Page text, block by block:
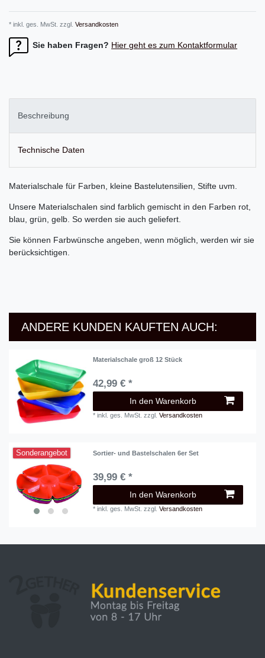
* inkl. ges. MwSt. zzgl. Versandkosten
Sie haben Fragen? Hier geht es zum Kontaktformular
Beschreibung
Technische Daten
Materialschale für Farben, kleine Bastelutensilien, Stifte uvm.
Unsere Materialschalen sind farblich gemischt in den Farben rot,
blau, grün, gelb. So werden sie auch geliefert.
Sie können Farbwünsche angeben, wenn möglich, werden wir sie
berücksichtigen.
ANDERE KUNDEN KAUFTEN AUCH:
Materialschale groß 12 Stück
42,99 € *
In den Warenkorb
*inkl. ges. MwSt. zzgl.Versandkosten
Sonderangebot Sortier- und Bastelschalen 6er Set
39,99 € *
In den Warenkorb
*inkl. ges. MwSt. zzgl.Versandkosten